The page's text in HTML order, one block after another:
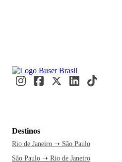
Destinos
Rio de Janeiro ➝ São Paulo
São Paulo ➝ Rio de Janeiro